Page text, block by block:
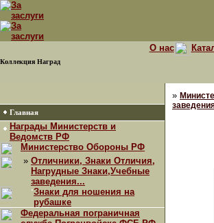
Коллекция Наград
О нас
Главная
Награды Министерств и
Ведомств РФ
Министерство Обороны РФ
» Отличники, Знаки Отличия,
Нагрудные Знаки,Учебные
заведения...
·Знаки для ношения на
рубашке
Федеральная пограничная
»